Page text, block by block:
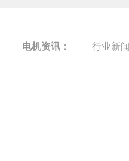
电机资讯： 行业新闻